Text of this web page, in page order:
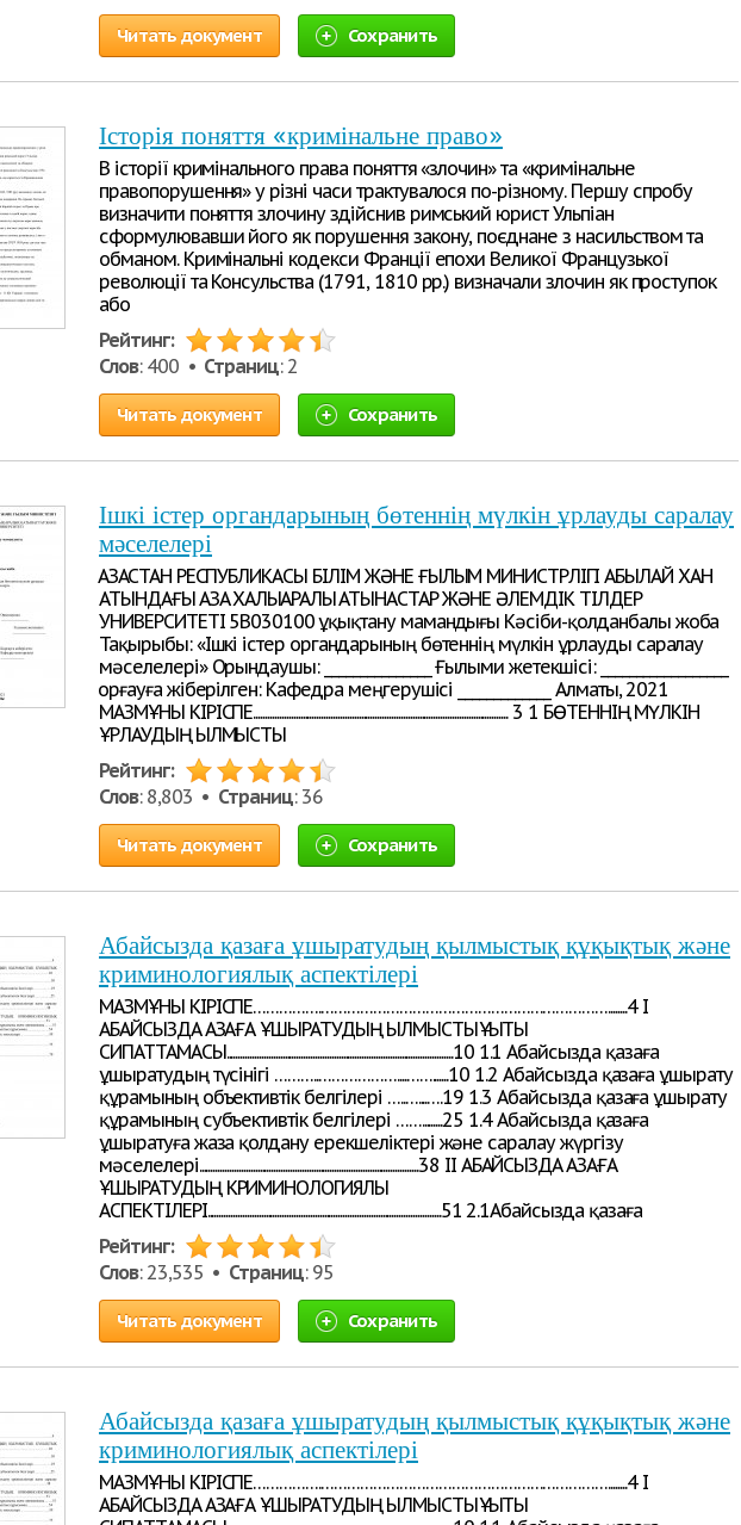
Читать документ Сохранить
Історія поняття «кримінальне право»
В історії кримінального права поняття «злочин» та «кримінальне
правопорушення» у різні часи трактувалося по-різному. Першу спробу
визначити поняття злочину здійснив римський юрист Ульпіан
сформулювавши його як порушення закону, поєднане з насильством та
обманом. Кримінальні кодекси Франції епохи Великої Французької
революції та Консульства (1791, 1810 pp.) визначали злочин як проступок
або
Рейтинг:
Слов: 400 • Страниц: 2
Читать документ Сохранить
Ішкі істер органдарының бөтеннің мүлкін ұрлауды саралау
мәселелері
ҚАЗАҚСТАН РЕСПУБЛИКАСЫ БІЛІМ ЖӘНЕ ҒЫЛЫМ МИНИСТРЛІГІ АБЫЛАЙ ХАН
АТЫНДАҒЫ ҚАЗАҚ ХАЛЫҚАРАЛЫҚ ҚАТЫНАСТАР ЖӘНЕ ӘЛЕМДІК ТІЛДЕР
УНИВЕРСИТЕТІ 5В030100 Құқықтану мамандығы Кәсіби-қолданбалы жоба
Тақырыбы: «Ішкі істер органдарының бөтеннің мүлкін ұрлауды саралау
мәселелері» Орындаушы: _______________ Ғылыми жетекшісі: __________________
Қорғауға жіберілген: Кафедра меңгерушісі _____________ Алматы, 2021
МАЗМҰНЫ КІРІСПЕ............................................................................................................. 3 1 БӨТЕННІҢ МҮЛКІН
ҰРЛАУДЫҢ ҚЫЛМЫСТЫҚ
Рейтинг:
Слов: 8,803 • Страниц: 36
Читать документ Сохранить
Абайсызда қазаға ұшыратудың қылмыстық құқықтық және
криминологиялық аспектілері
МАЗМҰНЫ КІРІСПЕ…………….…………………………………………………………........4 I
АБАЙСЫЗДА ҚАЗАҒА ҰШЫРАТУДЫҢ ҚЫЛМЫСТЫҚ ҚҰҚЫҚТЫҚ
СИПАТТАМАСЫ.................................................................................................10 1.1 Абайсызда қазаға
ұшыратудың түсінігі ………..………………....…….......10 1.2 Абайсызда қазаға ұшырату
құрамының объективтік белгілері …..…....….19 1.3 Абайсызда қазаға ұшырату
құрамының субъективтік белгілері …….........25 1.4 Абайсызда қазаға
ұшыратуға жаза қолдану ерекшеліктері және саралау жүргізу
мәселелері..............................................................................................38 II АБАЙСЫЗДА ҚАЗАҒА
ҰШЫРАТУДЫҢ КРИМИНОЛОГИЯЛЫҚ
АСПЕКТІЛЕРІ....................................................................................................51 2.1Абайсызда қазаға
Рейтинг:
Слов: 23,535 • Страниц: 95
Читать документ Сохранить
Абайсызда қазаға ұшыратудың қылмыстық құқықтық және
криминологиялық аспектілері
МАЗМҰНЫ КІРІСПЕ…………….…………………………………………………………........4 I
АБАЙСЫЗДА ҚАЗАҒА ҰШЫРАТУДЫҢ ҚЫЛМЫСТЫҚ ҚҰҚЫҚТЫҚ